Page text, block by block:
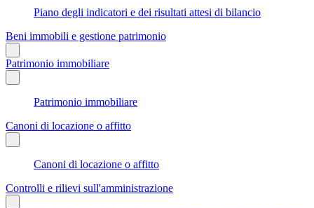
Piano degli indicatori e dei risultati attesi di bilancio
Beni immobili e gestione patrimonio
Patrimonio immobiliare
Patrimonio immobiliare
Canoni di locazione o affitto
Canoni di locazione o affitto
Controlli e rilievi sull'amministrazione